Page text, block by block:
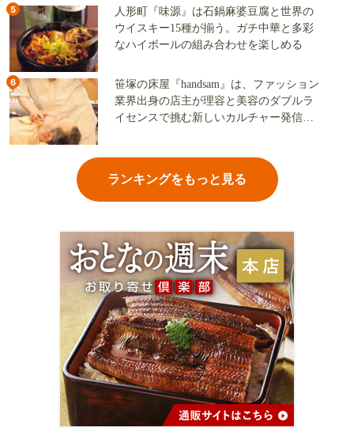
5
人形町『味源』は石鍋麻婆豆腐と世界の
ウイスキー15種が揃う。ガチ中華と多彩
なハイボールの組み合わせを楽しめる
6
笹塚の床屋『handsam』は、ファッション
業界出身の店主が理容と美容のダブルラ
イセンスで挑む新しいカルチャー発信基
ランキングをもっと見る